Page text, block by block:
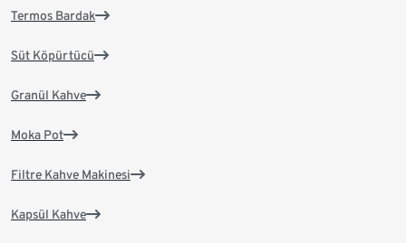
Termos Bardak
Süt Köpürtücü
Granül Kahve
Moka Pot
Filtre Kahve Makinesi
Kapsül Kahve